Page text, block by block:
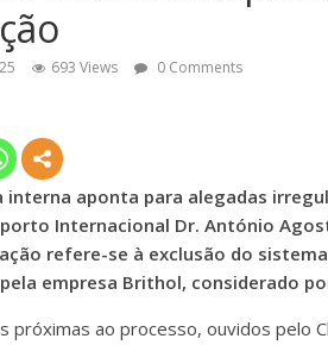
693 Views 0 Comments
interna aponta para alegadas
Internacional Dr. António
refere-se à exclusão do
empresa Brithol, considerado
próximas ao processo, ouvidos pelo